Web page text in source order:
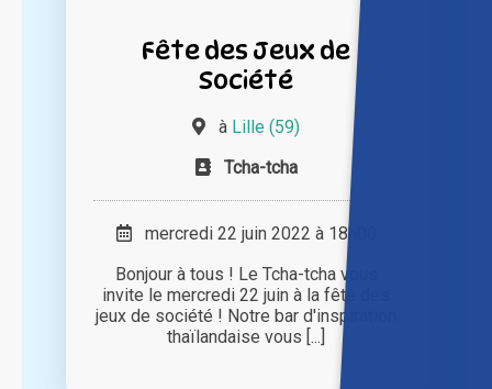
Fête des Jeux de
Société
à Lille (59)
Tcha-tcha
mercredi 22 juin 2022 à 18h00
Bonjour à tous ! Le Tcha-tcha vous
invite le mercredi 22 juin à la fête des
jeux de société ! Notre bar d'inspiration
thaïlandaise vous [...]